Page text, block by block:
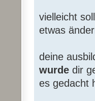
vielleicht
etwas
deine
wurde dir
es gedacht